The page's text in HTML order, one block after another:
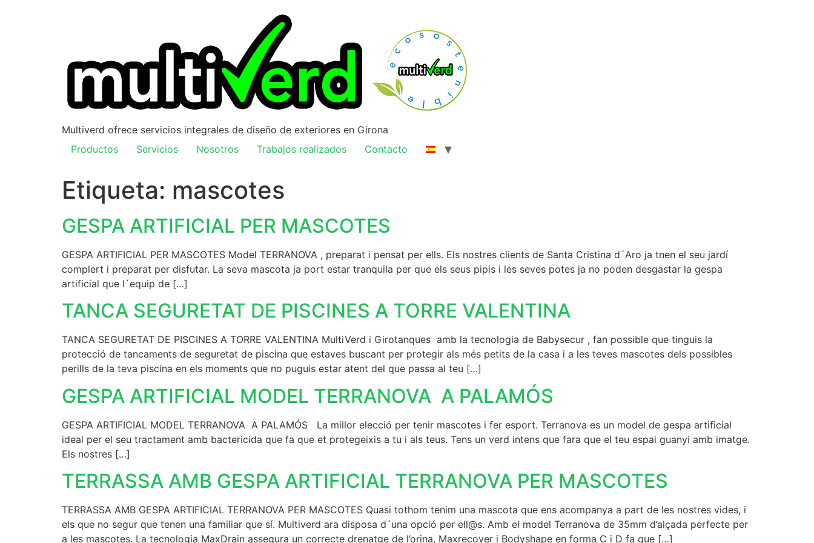
Multiverd ofrece servicios integrales de diseño de exteriores en Girona
Productos
Servicios Nosotros Trabajos realizados Contacto
Etiqueta: mascotes
GESPA ARTIFICIAL PER MASCOTES
GESPA ARTIFICIAL PER MASCOTES Model TERRANOVA , preparat i pensat per ells. Els nostres clients de Santa Cristina d´Aro ja tnen el seu jardí
complert i preparat per disfutar. La seva mascota ja port estar tranquila per que els seus pipis i les seves potes ja no poden desgastar la gespa
artificial que l´equip de […]
TANCA SEGURETAT DE PISCINES A TORRE VALENTINA
TANCA SEGURETAT DE PISCINES A TORRE VALENTINA MultiVerd i Girotanques amb la tecnologia de Babysecur , fan possible que tinguis la
protecció de tancaments de seguretat de piscina que estaves buscant per protegir als més petits de la casa i a les teves mascotes dels possibles
perills de la teva piscina en els moments que no puguis estar atent del que passa al teu […]
GESPA ARTIFICIAL MODEL TERRANOVA A PALAMÓS
GESPA ARTIFICIAL MODEL TERRANOVA A PALAMÓS La millor elecció per tenir mascotes i fer esport. Terranova es un model de gespa artificial
ideal per el seu tractament amb bactericida que fa que et protegeixis a tu i als teus. Tens un verd intens que fara que el teu espai guanyi amb imatge.
Els nostres […]
TERRASSA AMB GESPA ARTIFICIAL TERRANOVA PER MASCOTES
TERRASSA AMB GESPA ARTIFICIAL TERRANOVA PER MASCOTES Quasi tothom tenim una mascota que ens acompanya a part de les nostres vides, i
els que no segur que tenen una familiar que sí. Multiverd ara disposa d´una opció per ell@s. Amb el model Terranova de 35mm d’alçada perfecte per
a les mascotes. La tecnologia MaxDrain assegura un correcte drenatge de l’orina, Maxrecover i Bodyshape en forma C i D fa que […]